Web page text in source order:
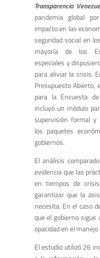
Transparencia
pandemia global
impacto en las
seguridad social en
mayoría de los
especiales y
para aliviar la crisis.
Presupuesto Abierto,
para la Encuesta
incluyó un módulo
supervisión formal y
los paquetes
gobiernos.
El análisis
evidencia que las
en tiempos de
garantizar que la
necesita. En el caso
que el gobierno
opacidad en el
El estudio utilizó 26